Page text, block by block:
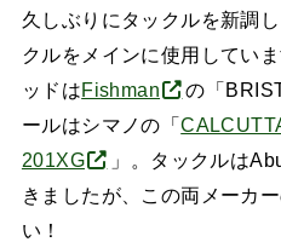
久しぶりにタックルを新調
クルをメインに使用してい
ッドはFishman
の「
ールはシマノの「
201XG
」。タックルは
きましたが、この両メーカ
い！